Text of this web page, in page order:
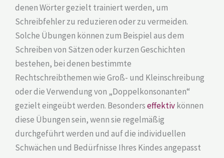
denen Wörter gezielt trainiert werden, um
Schreibfehler zu reduzieren oder zu vermeiden.
Solche Übungen können zum Beispiel aus dem
Schreiben von Sätzen oder kurzen Geschichten
bestehen, bei denen bestimmte
Rechtschreibthemen wie Groß- und Kleinschreibung
oder die Verwendung von „Doppelkonsonanten“
gezielt eingeübt werden. Besonderseffektivkönnen
diese Übungen sein, wenn sie regelmäßig
durchgeführt werden und auf die individuellen
Schwächen und Bedürfnisse Ihres Kindes angepasst